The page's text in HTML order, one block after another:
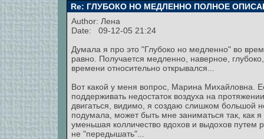
Re: ГЛУБОКО НО МЕДЛЕННО ПОЛНОЕ
Author: Лена
Date: 09-12-05 21:24
Думала я про это "Глубоко но медленно" во
равно. Получается медленно, наверное,
времени относительно открывался...
Вот какой у меня вопрос, Марина Михайловна.
поддерживать недостаток воздуха на
двигаться, видимо, я создаю слишком большой
подумала, может быть мне заниматься так,
уменьшая колличество вдохов и выдохов путем
не "передышать"...